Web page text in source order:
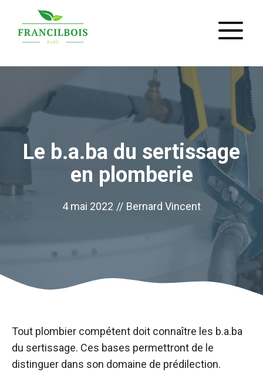
contenu
Le b.a.ba du sertissage
en plomberie
4 mai 2022 // Bernard Vincent
Tout plombier compétent doit connaître les b.a.ba
du sertissage. Ces bases permettront de le
distinguer dans son domaine de prédilection.